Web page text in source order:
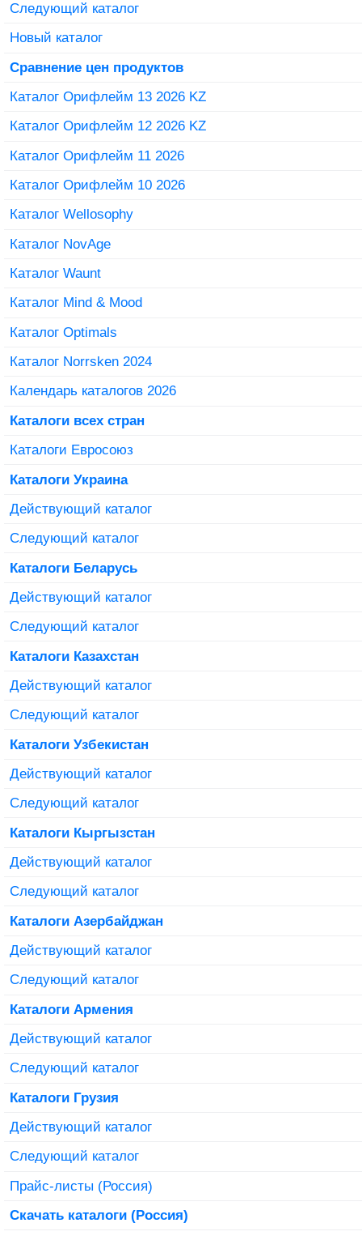
Следующий каталог
Новый каталог
Сравнение цен продуктов
Каталог Орифлейм 13 2026 KZ
Каталог Орифлейм 12 2026 KZ
Каталог Орифлейм 11 2026
Каталог Орифлейм 10 2026
Каталог Wellosophy
Каталог NovAge
Каталог Waunt
Каталог Mind & Mood
Каталог Optimals
Каталог Norrsken 2024
Календарь каталогов 2026
Каталоги всех стран
Каталоги Евросоюз
Каталоги Украина
Действующий каталог
Следующий каталог
Каталоги Беларусь
Действующий каталог
Следующий каталог
Каталоги Казахстан
Действующий каталог
Следующий каталог
Каталоги Узбекистан
Действующий каталог
Следующий каталог
Каталоги Кыргызстан
Действующий каталог
Следующий каталог
Каталоги Азербайджан
Действующий каталог
Следующий каталог
Каталоги Армения
Действующий каталог
Следующий каталог
Каталоги Грузия
Действующий каталог
Следующий каталог
Прайс-листы (Россия)
Скачать каталоги (Россия)